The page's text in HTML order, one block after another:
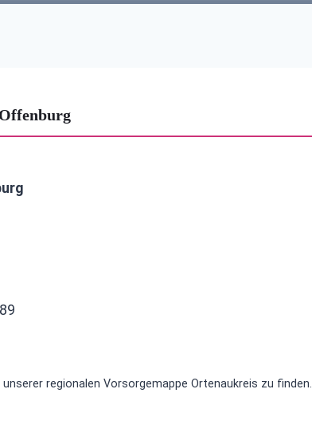
regionalen Vorsorgemappe Ortenaukreis zu finden.